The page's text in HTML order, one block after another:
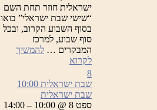
ישראלית חוזר תחת השם
“שישי שבת ישראלי” בואו
בסוף השבוע הקרוב, ובכל
סוף שבוע, למרכז
המבקרים … להמשיך
לקרוא
8
שבת ישראלית 10:00
שבת ישראלית
ספט 8 @ 10:00 – 14:00